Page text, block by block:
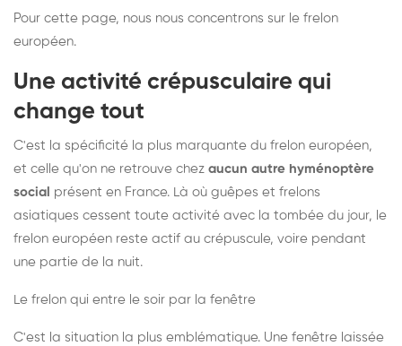
Pour cette page, nous nous concentrons sur le frelon
européen.
Une activité crépusculaire qui
change tout
C'est la spécificité la plus marquante du frelon européen,
et celle qu'on ne retrouve chez aucun autre hyménoptère
social présent en France. Là où guêpes et frelons
asiatiques cessent toute activité avec la tombée du jour, le
frelon européen reste actif au crépuscule, voire pendant
une partie de la nuit.
Le frelon qui entre le soir par la fenêtre
C'est la situation la plus emblématique. Une fenêtre laissée